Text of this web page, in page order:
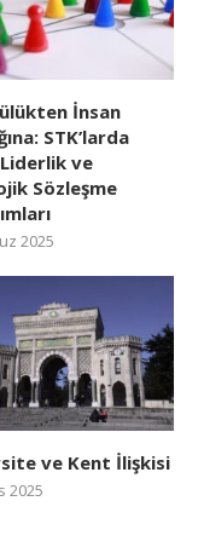
İnsan
STK’larda
ve
Sözleşme
2025
ve Kent İlişkisi
2025